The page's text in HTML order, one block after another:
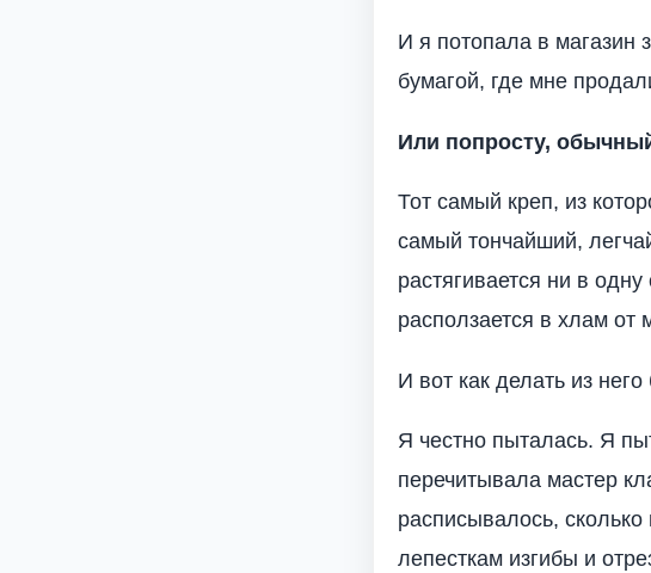
И я потопала в магазин
бумагой, где мне
Или попросту,
Тот самый креп, из
самый тончайший,
растягивается ни в
расползается в хлам от
И вот как делать из
Я честно пыталась. Я
перечитывала мастер
расписывалось, сколько
лепесткам изгибы и